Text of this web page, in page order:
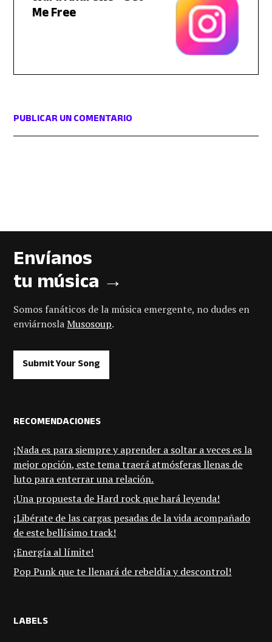
Me Free
PUBLICAR UN COMENTARIO
Envíanos
tu música →
Somos fanáticos de la música emergente, no dudes en
enviárnoslaMusosoup.
Submit Your Song
RECOMENDACIONES
¡Nada es para siempre y aprender a soltar a veces es la
mejor opción, este tema traerá atmósferas llenas de
luto para enterrar una relación.
¡Una propuesta de Hard rock que hará leyenda!
¡Libérate de las cargas pesadas de la vida acompañado
de este bellísimo track!
¡Energía al límite!
Pop Punk que te llenará de rebeldía y descontrol!
LABELS